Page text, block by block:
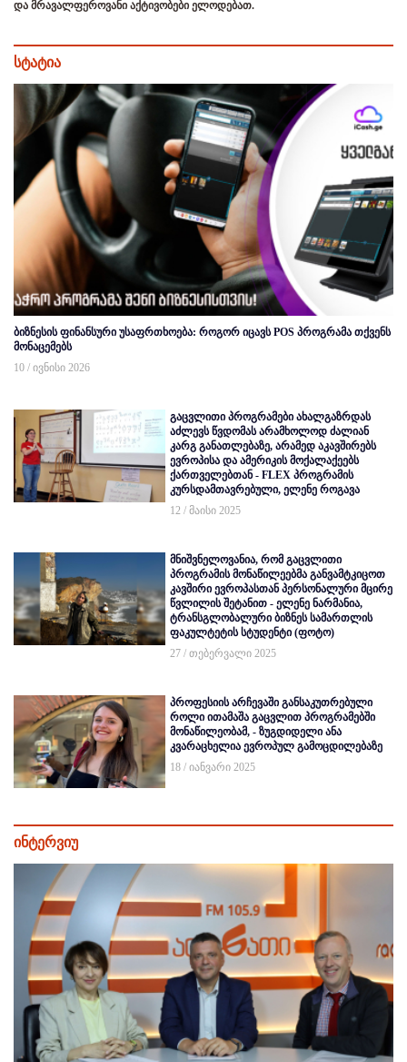
და მრავალფეროვანი აქტივობები ელოდებათ.
სტატია
ბიზნესის ფინანსური უსაფრთხოება: როგორ იცავს POS პროგრამა თქვენს
მონაცემებს
10 / ივნისი 2026
გაცვლითი პროგრამები ახალგაზრდას
აძლევს წვდომას არამხოლოდ ძალიან
კარგ განათლებაზე, არამედ აკავშირებს
ევროპისა და ამერიკის მოქალაქეებს
ქართველებთან - FLEX პროგრამის
კურსდამთავრებული, ელენე როგავა
12 / მაისი 2025
მნიშვნელოვანია, რომ გაცვლითი
პროგრამის მონაწილეებმა განვამტკიცოთ
კავშირი ევროპასთან პერსონალური მცირე
წვლილის შეტანით - ელენე ნარმანია,
ტრანსგლობალური ბიზნეს სამართლის
ფაკულტეტის სტუდენტი (ფოტო)
27 / თებერვალი 2025
პროფესიის არჩევაში განსაკუთრებული
როლი ითამაშა გაცვლით პროგრამებში
მონაწილეობამ, - ზუგდიდელი ანა
კვარაცხელია ევროპულ გამოცდილებაზე
18 / იანვარი 2025
ინტერვიუ